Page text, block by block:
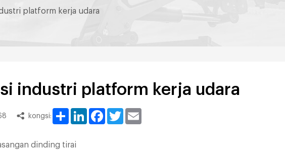
platform kerja udara
industri platform kerja udara
kongsi:
Share LinkedInFacebook
Twitter
dinding tirai